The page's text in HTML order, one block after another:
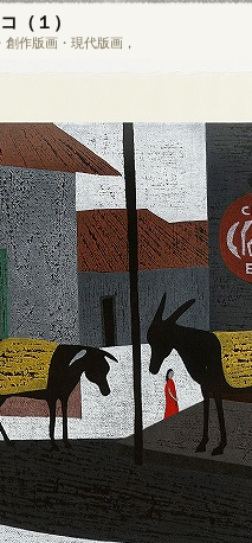
（１）
作版画・現代版画 ，